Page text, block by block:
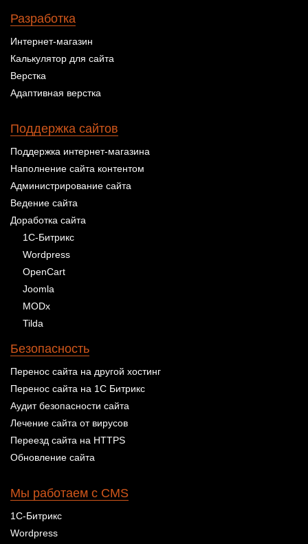
Разработка
Интернет-магазин
Калькулятор для сайта
Верстка
Адаптивная верстка
Поддержка сайтов
Поддержка интернет-магазина
Наполнение сайта контентом
Администрирование сайта
Ведение сайта
Доработка сайта
1С-Битрикс
Wordpress
OpenCart
Joomla
MODx
Tilda
Безопасность
Перенос сайта на другой хостинг
Перенос сайта на 1С Битрикс
Аудит безопасности сайта
Лечение сайта от вирусов
Переезд сайта на HTTPS
Обновление сайта
Мы работаем с CMS
1С-Битрикс
Wordpress